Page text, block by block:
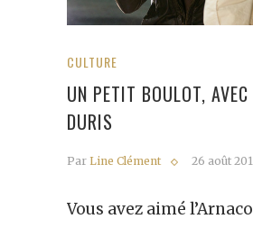
CULTURE
UN PETIT BOULOT,
DURIS
Par Line Clément 26 août
Vous avez aimé